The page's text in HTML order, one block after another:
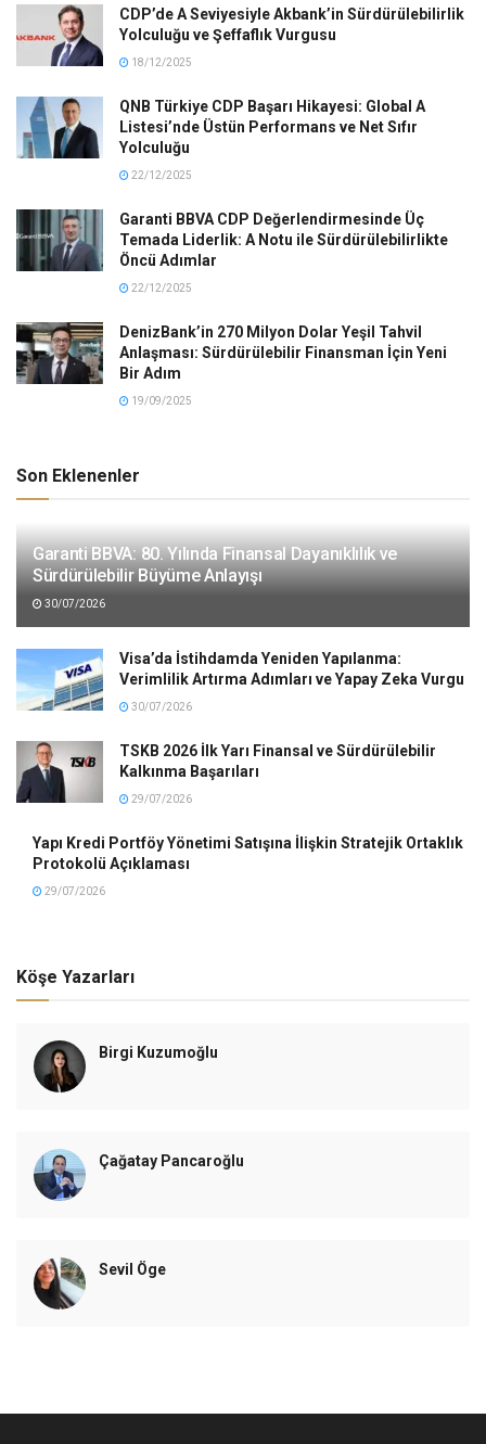
CDP’de A Seviyesiyle Akbank’in Sürdürülebilirlik
Yolculuğu ve Şeffaflık Vurgusu
18/12/2025
QNB Türkiye CDP Başarı Hikayesi: Global A
Listesi’nde Üstün Performans ve Net Sıfır
Yolculuğu
22/12/2025
Garanti BBVA CDP Değerlendirmesinde Üç
Temada Liderlik: A Notu ile Sürdürülebilirlikte
Öncü Adımlar
22/12/2025
DenizBank’in 270 Milyon Dolar Yeşil Tahvil
Anlaşması: Sürdürülebilir Finansman İçin Yeni
Bir Adım
19/09/2025
Son Eklenenler
Garanti BBVA: 80. Yılında Finansal Dayanıklılık ve
Sürdürülebilir Büyüme Anlayışı
30/07/2026
Visa’da İstihdamda Yeniden Yapılanma:
Verimlilik Artırma Adımları ve Yapay Zeka Vurgu
30/07/2026
TSKB 2026 İlk Yarı Finansal ve Sürdürülebilir
Kalkınma Başarıları
29/07/2026
Yapı Kredi Portföy Yönetimi Satışına İlişkin Stratejik Ortaklık
Protokolü Açıklaması
29/07/2026
Köşe Yazarları
Birgi Kuzumoğlu
Çağatay Pancaroğlu
Sevil Öge